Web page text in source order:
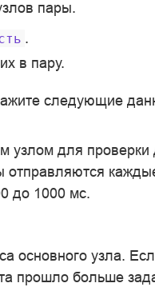
пары.
.
в пару.
следующие
узлом для проверки
отправляются
до 1000 мс.
основного узла.
прошло больше